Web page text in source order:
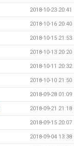
2018-10-23 20:41
2018-10-16 20:40
2018-10-15 21:53
2018-10-13 20:20
2018-10-11 20:32
2018-10-10 21:50
2018-09-28 01:09
2018-09-21 21:18
2018-09-15 20:07
2018-09-04 13:38